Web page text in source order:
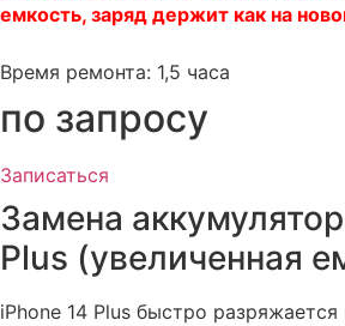
емкость, заряд держит как на
Время ремонта: 1,5 часа
по запросу
Записаться
Замена
Plus (увеличенная
iPhone 14 Plus быстро